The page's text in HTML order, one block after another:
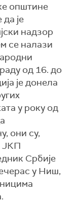
општине
је
надзор
се налази
од 16. до
је донела
у року од
они су,
ЈКП
Србије
у Ниш,